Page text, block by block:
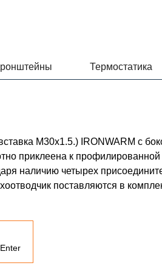
Термостатика
М30х1.5.) IRONWARM с
приклеена к
наличию четырех
поставляются в